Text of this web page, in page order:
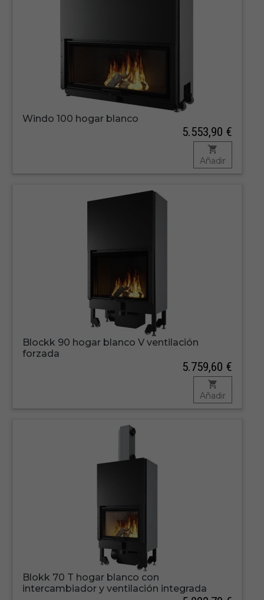
Windo 100 hogar blanco
5.553,90 €
Añadir
Blockk 90 hogar blanco V ventilación
forzada
5.759,60 €
Añadir
Blokk 70 T hogar blanco con
intercambiador y ventilación integrada